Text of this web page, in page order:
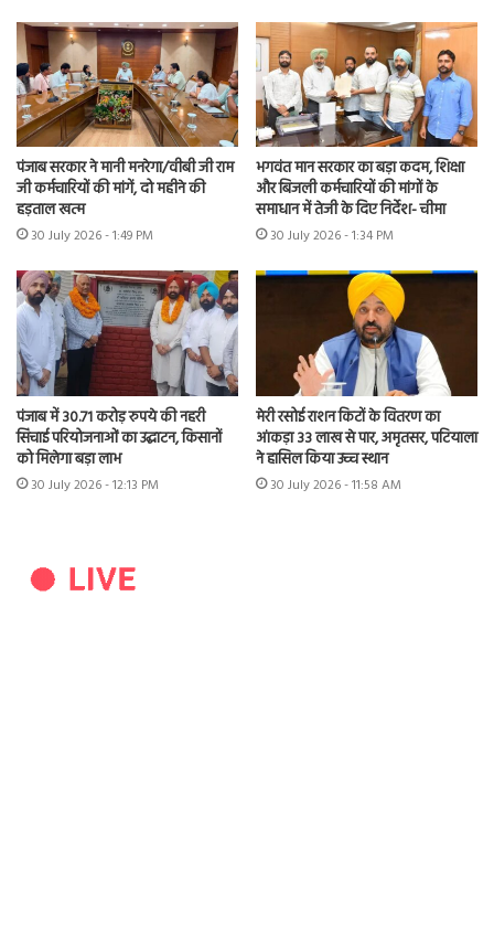
पंजाब सरकार ने मानी मनरेगा/वीबी जी राम
जी कर्मचारियों की मांगें, दो महीने की
हड़ताल खत्म
30 July 2026 - 1:49 PM
भगवंत मान सरकार का बड़ा कदम, शिक्षा
और बिजली कर्मचारियों की मांगों के
समाधान में तेजी के दिए निर्देश- चीमा
30 July 2026 - 1:34 PM
पंजाब में 30.71 करोड़ रुपये की नहरी
सिंचाई परियोजनाओं का उद्घाटन, किसानों
को मिलेगा बड़ा लाभ
30 July 2026 - 12:13 PM
मेरी रसोई राशन किटों के वितरण का
आंकड़ा 33 लाख से पार, अमृतसर, पटियाला
ने हासिल किया उच्च स्थान
30 July 2026 - 11:58 AM